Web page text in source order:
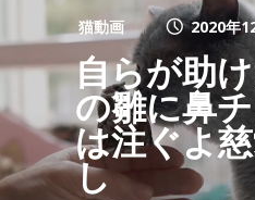
猫動画 2020年
自らが助
の雛に鼻
は注ぐよ
し